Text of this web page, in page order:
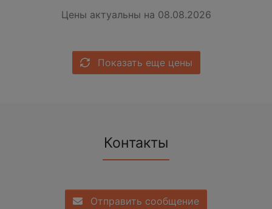
Цены актуальны на 08.08.2026
Показать еще цены
Контакты
Отправить сообщение